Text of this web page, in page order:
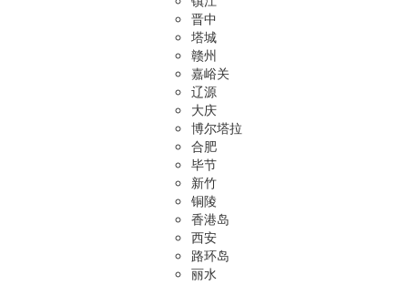
晋中
塔城
赣州
嘉峪关
辽源
大庆
博尔塔拉
合肥
毕节
新竹
铜陵
香港岛
西安
路环岛
丽水